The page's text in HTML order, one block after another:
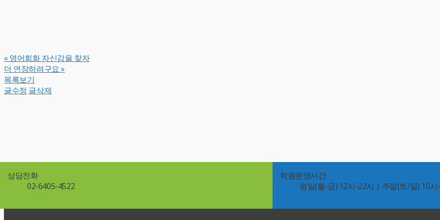
«영어회화 자신감을 찾자
더 연장하려구요 »
목록보기
글수정 글삭제
상담전화
02-6405-4522
학원운영시간
평일(월-금) 12시-22시｜주말(토/일) 10